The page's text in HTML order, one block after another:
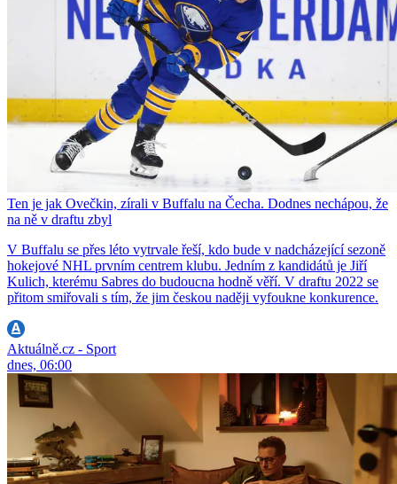
Ten je jak Ovečkin, zírali v Buffalu na Čecha. Dodnes nechápou, že
na ně v draftu zbyl
V Buffalu se přes léto vytrvale řeší, kdo bude v nadcházející sezoně
hokejové NHL prvním centrem klubu. Jedním z kandidátů je Jiří
Kulich, kterému Sabres do budoucna hodně věří. V draftu 2022 se
přitom smiřovali s tím, že jim českou naději vyfoukne konkurence.
Aktuálně.cz - Sport
dnes, 06:00